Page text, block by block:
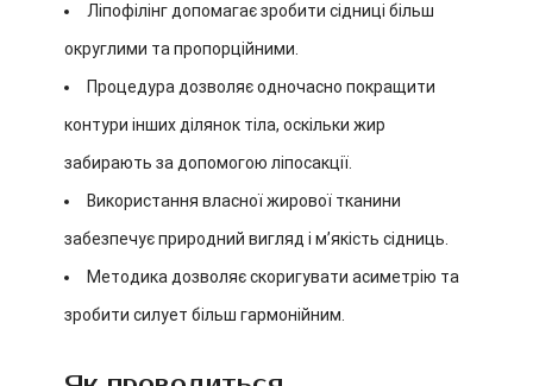
Ліпофілінг допомагає зробити сідниці більш
округлими та пропорційними.
Процедура дозволяє одночасно покращити
контури інших ділянок тіла, оскільки жир
забирають за допомогою ліпосакції.
Використання власної жирової тканини
забезпечує природний вигляд і м’якість сідниць.
Методика дозволяє скоригувати асиметрію та
зробити силует більш гармонійним.